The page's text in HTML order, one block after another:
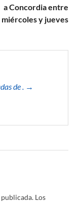
a Concordia entre
miércoles y jueves
de . →
Los